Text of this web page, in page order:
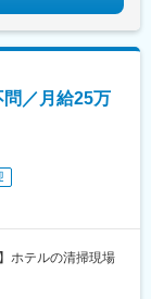
／月給25万
ホテルの清掃現場